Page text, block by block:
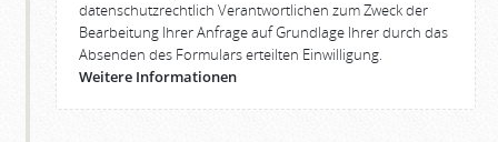
datenschutzrechtlich Verantwortlichen zum Zweck der
Bearbeitung Ihrer Anfrage auf Grundlage Ihrer durch das
Absenden des Formulars erteilten Einwilligung.
Weitere Informationen